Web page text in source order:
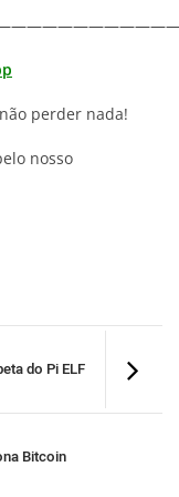
perder nada!
nosso
do Pi ELF
Bitcoin